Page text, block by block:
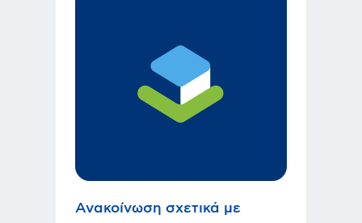
Ανακοίνωση σχετικά με